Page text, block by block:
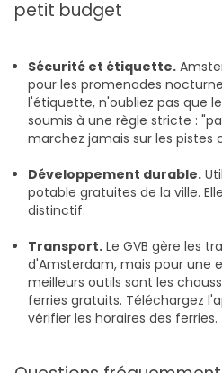
petit budget
Sécurité et étiquette.
pour les promenades
l'étiquette, n'oubliez pas que
soumis à une règle stricte :
marchez jamais sur les pistes
Développement durable.
potable gratuites de la ville.
distinctif.
Transport. Le GVB gère les
d'Amsterdam, mais pour une
meilleurs outils sont les
ferries gratuits. Téléchargez
vérifier les horaires des ferries.